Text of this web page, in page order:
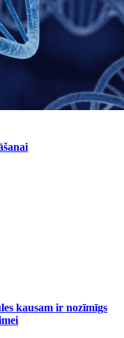
kausam ir nozīmīgs